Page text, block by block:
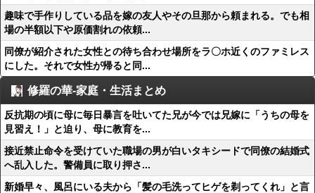
趣味で手作りしている品を嫁の友人やその旦那から頼まれる。でも相
場の半額以下や原価割れの依頼...
同僚が紹介された女性との待ち合わせ場所をラ〇ホ近くのファミレス
にした。それで女性が帰ると同...
修羅の華-家庭・生活まとめ
反抗期の頃に母に毎日暴言を吐いてた兄が今では兄嫁に「うちの母を
見習え！」と迫り、母に教育を...
接近禁止命令を受けていた職場の男が白いタキシードで同僚の結婚式
へ乱入した。警備員に取り押さ...
新婚早々、風呂にいる夫から「髪の毛洗ってヒゲを剃ってくれ」と言